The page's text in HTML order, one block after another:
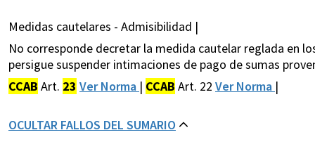
Medidas cautelares - Admisibilidad |
No corresponde decretar la medida cautelar reglada en
persigue suspender intimaciones de pago de sumas
CCAB Art. 23 Ver Norma | CCAB Art. 22 Ver Norma |
OCULTAR FALLOS DEL SUMARIO